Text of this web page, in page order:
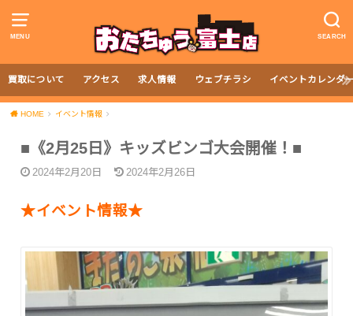
MENU SEARCH
買取について アクセス 求人情報 ウェブチラシ イベントカレンダ
HOME イベント情報
■《2月25日》キッズビンゴ大会開催！■
2024年2月20日 2024年2月26日
★イベント情報★